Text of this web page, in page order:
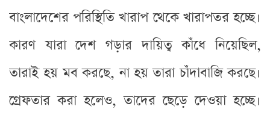
বাংলাদেশের পরিস্থিতি খারাপ থেকে খারাপতর হচ্ছে।
কারণ যারা দেশ গড়ার দায়িত্ব কাঁধে নিয়েছিল,
তারাই হয় মব করছে, না হয় তারা চাঁদাবাজি করছে।
গ্রেফতার করা হলেও, তাদের ছেড়ে দেওয়া হচ্ছে।